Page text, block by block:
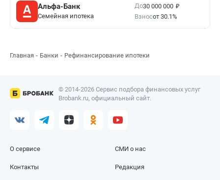
Альфа-Банк
Семейная ипотека
До30 000 000 ₽
Взносот 30.1%
Главная Банки Рефинансирование ипотеки
© 2014-2026 Сервис подбора финансовых услуг
Brobank.ru, официальный сайт.
О сервисе
Контакты
СМИ о нас
Редакция